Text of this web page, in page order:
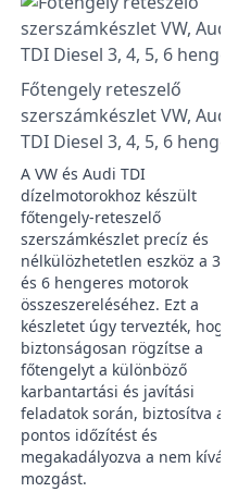
Főtengely reteszelő
szerszámkészlet VW, Audi
TDI Diesel 3, 4, 5, 6 henger
A VW és Audi TDI
dízelmotorokhoz készült
főtengely-reteszelő
szerszámkészlet precíz és
nélkülözhetetlen eszköz a 3,
és 6 hengeres motorok
összeszereléséhez. Ezt a
készletet úgy tervezték, hogy
biztonságosan rögzítse a
főtengelyt a különböző
karbantartási és javítási
feladatok során, biztosítva a
pontos időzítést és
megakadályozva a nem kívánt
mozgást.